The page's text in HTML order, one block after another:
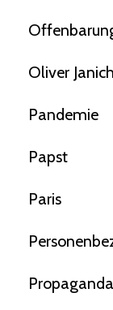
Oliver Janich
Pandemie
Papst
Paris
Propaganda